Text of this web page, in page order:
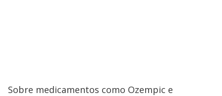
Sobre medicamentos como Ozempic e